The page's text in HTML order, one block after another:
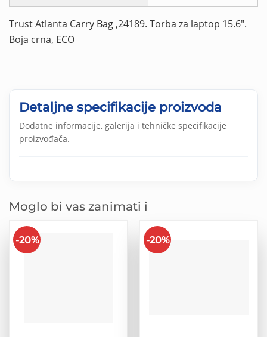
Trust Atlanta Carry Bag ,24189. Torba za laptop 15.6″.
Boja crna, ECO
Detaljne specifikacije proizvoda
Dodatne informacije, galerija i tehničke specifikacije
proizvođača.
Moglo bi vas zanimati i
-20% -20%